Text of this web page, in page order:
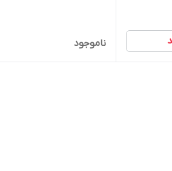
ناموجود